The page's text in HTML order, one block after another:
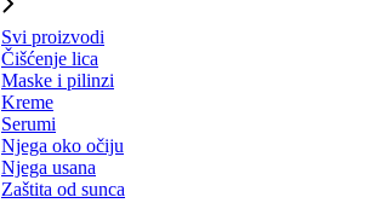
Svi proizvodi
Čišćenje lica
Maske i pilinzi
Kreme
Serumi
Njega oko očiju
Njega usana
Zaštita od sunca